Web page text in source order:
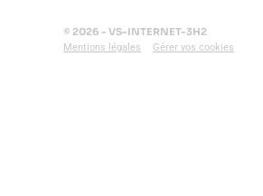
© 2026 - VS-INTERNET-3H2
Mentions légales Gérer vos cookies